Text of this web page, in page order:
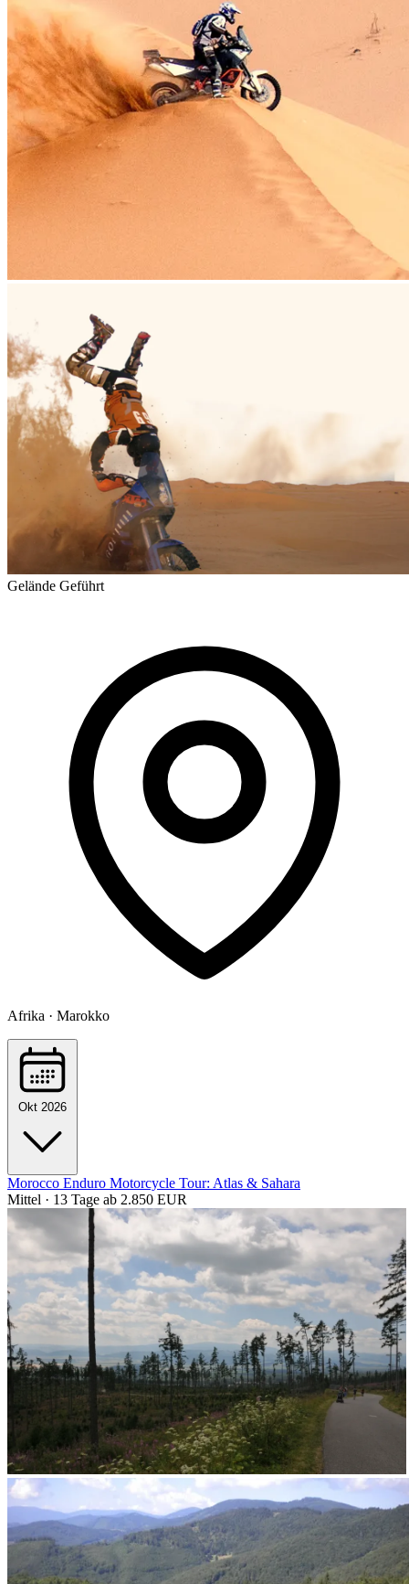
Gelände Geführt
Afrika · Marokko
Okt 2026
Morocco Enduro Motorcycle Tour: Atlas & Sahara
Mittel · 13 Tage ab 2.850 EUR